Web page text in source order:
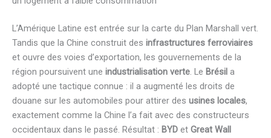
L’Amérique Latine est entrée sur la carte du Plan Marshall vert.
Tandis que la Chine construit des infrastructures ferroviaires
et ouvre des voies d’exportation, les gouvernements de la
région poursuivent une industrialisation verte. Le Brésil a
adopté une tactique connue : il a augmenté les droits de
douane sur les automobiles pour attirer des usines locales,
exactement comme la Chine l’a fait avec des constructeurs
occidentaux dans le passé. Résultat : BYD et Great Wall